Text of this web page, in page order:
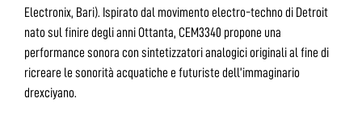
Electronix, Bari). Ispirato dal movimento electro-techno di Detroit
nato sul finire degli anni Ottanta, CEM3340 propone una
performance sonora con sintetizzatori analogici originali al fine di
ricreare le sonorità acquatiche e futuriste dell’immaginario
drexciyano.